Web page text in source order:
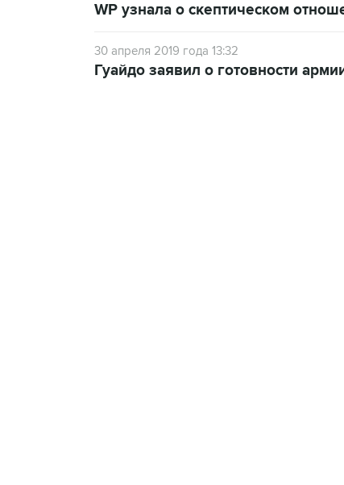
WP узнала о скептическом
30 апреля 2019 года 13:32
Гуайдо заявил о готовности